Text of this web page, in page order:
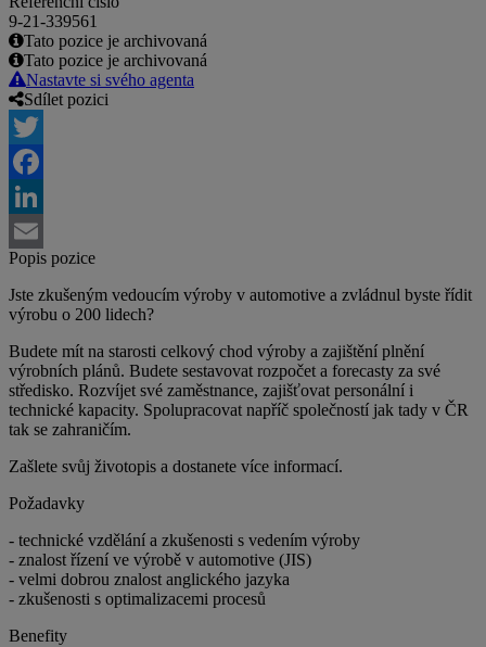
9-21-339561
Tato pozice je archivovaná
Tato pozice je archivovaná
Nastavte si svého agenta
Sdílet pozici
Twitter
Facebook
LinkedIn
Email
Popis pozice
Jste zkušeným vedoucím výroby v automotive a zvládnul byste řídit
výrobu o 200 lidech?
Budete mít na starosti celkový chod výroby a zajištění plnění
výrobních plánů. Budete sestavovat rozpočet a forecasty za své
středisko. Rozvíjet své zaměstnance, zajišťovat personální i
technické kapacity. Spolupracovat napříč společností jak tady v ČR
tak se zahraničím.
Zašlete svůj životopis a dostanete více informací.
Požadavky
- technické vzdělání a zkušenosti s vedením výroby
- znalost řízení ve výrobě v automotive (JIS)
- velmi dobrou znalost anglického jazyka
- zkušenosti s optimalizacemi procesů
Benefity